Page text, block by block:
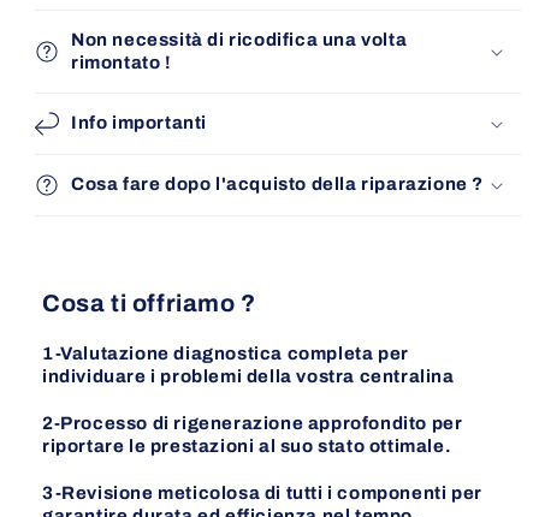
Non necessità di ricodifica una volta
rimontato !
Info importanti
Cosa fare dopo l'acquisto della riparazione ?
Cosa ti offriamo ?
1-Valutazione diagnostica completa per
individuare i problemi della vostra centralina
2-Processo di rigenerazione approfondito per
riportare le prestazioni al suo stato ottimale.
3-Revisione meticolosa di tutti i componenti per